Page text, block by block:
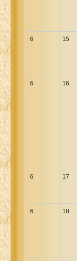
6 15
6 16
6 17
6 18